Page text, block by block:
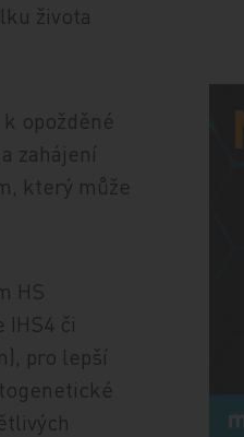
života
opožděné
zahájení
který může
HS
či
pro lepší